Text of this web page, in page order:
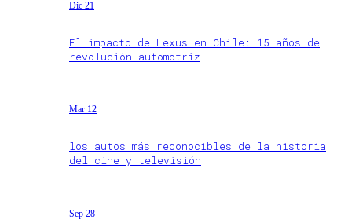
Dic 21
El impacto de Lexus en Chile: 15 años de
revolución automotriz
Mar 12
los autos más reconocibles de la historia
del cine y televisión
Sep 28